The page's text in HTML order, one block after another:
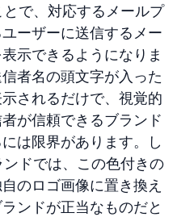
で、対応するメールプ
ーザーに送信するメー
示できるようになりま
者名の頭文字が入った
されるだけで、視覚的
が信頼できるブランド
は限界があります。し
ドでは、この色付きの
のロゴ画像に置き換え
ンドが正当なものだと